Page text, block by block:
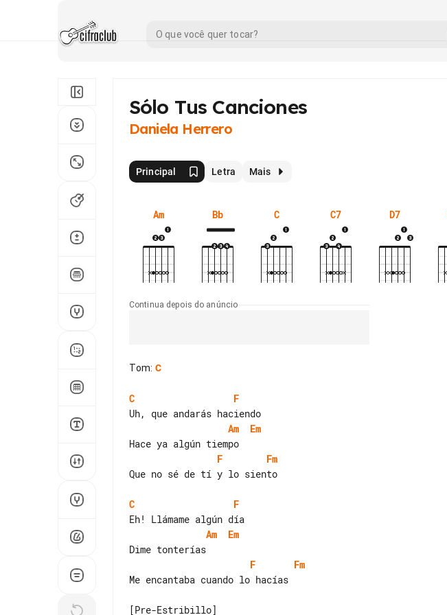
Sólo Tus Canciones
Daniela Herrero
Principal Letra Mais
Am Bb C C7 D7
Continua depois do anúncio
Tom: C
C
F
Am
Em
F
Fm
Que no sé de tí y lo siento
C
F
Am
Em
F
Fm
Me encantaba cuando lo hacías
[Pre-Estribillo]